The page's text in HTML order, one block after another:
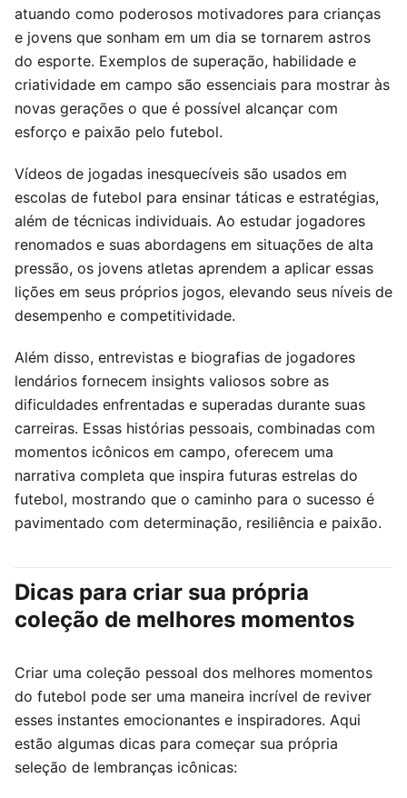
atuando como poderosos motivadores para crianças
e jovens que sonham em um dia se tornarem astros
do esporte. Exemplos de superação, habilidade e
criatividade em campo são essenciais para mostrar às
novas gerações o que é possível alcançar com
esforço e paixão pelo futebol.
Vídeos de jogadas inesquecíveis são usados em
escolas de futebol para ensinar táticas e estratégias,
além de técnicas individuais. Ao estudar jogadores
renomados e suas abordagens em situações de alta
pressão, os jovens atletas aprendem a aplicar essas
lições em seus próprios jogos, elevando seus níveis de
desempenho e competitividade.
Além disso, entrevistas e biografias de jogadores
lendários fornecem insights valiosos sobre as
dificuldades enfrentadas e superadas durante suas
carreiras. Essas histórias pessoais, combinadas com
momentos icônicos em campo, oferecem uma
narrativa completa que inspira futuras estrelas do
futebol, mostrando que o caminho para o sucesso é
pavimentado com determinação, resiliência e paixão.
Dicas para criar sua própria
coleção de melhores momentos
Criar uma coleção pessoal dos melhores momentos
do futebol pode ser uma maneira incrível de reviver
esses instantes emocionantes e inspiradores. Aqui
estão algumas dicas para começar sua própria
seleção de lembranças icônicas: